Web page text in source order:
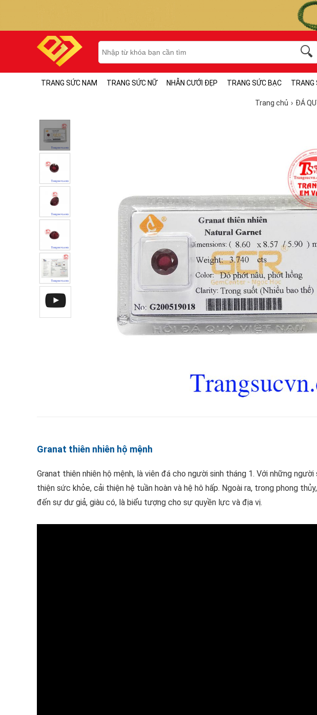
TRANG SỨC NAM TRANG SỨC NỮ NHẪN CƯỚI ĐẸP TRANG SỨC BẠC TRANG
Trang chủ ĐÁ
Granat thiên nhiên hộ mệnh
Granat thiên nhiên hộ mệnh, là viên đá cho người sinh tháng 1. Với những
thiện sức khỏe, cải thiện hệ tuần hoàn và hệ hô hấp. Ngoài ra, trong phong
đến sự dư giả, giàu có, là biểu tượng cho sự quyền lực và địa vị.